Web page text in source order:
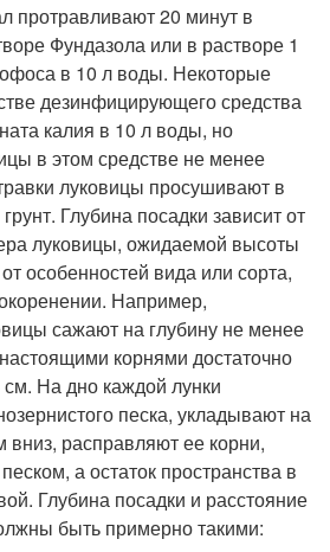
протравливают 20 минут в
Фундазола или в растворе 1
в 10 л воды. Некоторые
дезинфицирующего средства
калия в 10 л воды, но
в этом средстве не менее
луковицы просушивают в
Глубина посадки зависит от
луковицы, ожидаемой высоты
особенностей вида или сорта,
Например,
сажают на глубину не менее
корнями достаточно
На дно каждой лунки
песка, укладывают на
вниз, расправляют ее корни,
а остаток пространства в
Глубина посадки и расстояние
быть примерно такими: